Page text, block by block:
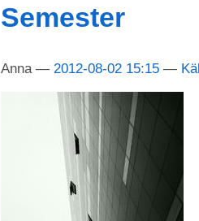
Semester
Anna 2012-08-02 15:15